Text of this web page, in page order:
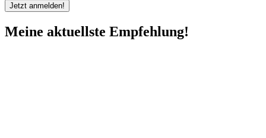
Meine aktuellste Empfehlung!